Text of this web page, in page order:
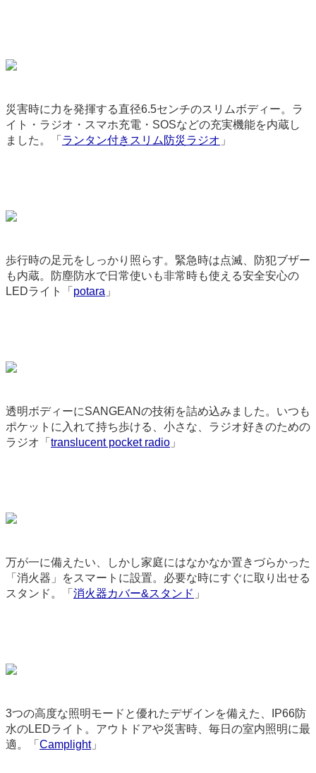
災害時に力を発揮する直径6.5センチのスリムボディー。ラ
イト・ラジオ・スマホ充電・SOSなどの充実機能を内蔵し
ました。「 ランタン付きスリム防災ラジオ 」
歩行時の足元をしっかり照らす。緊急時は点滅、防犯ブザー
も内蔵。防塵防水で日常使いも非常時も使える安全安心の
LEDライト「 potara 」
透明ボディーにSANGEANの技術を詰め込みました。いつも
ポケットに入れて持ち歩ける、小さな、ラジオ好きのための
ラジオ「 translucent pocket radio 」
万が一に備えたい、しかし家庭にはなかなか置きづらかった
「消火器」をスマートに設置。必要な時にすぐに取り出せる
スタンド。「 消火器カバー&スタンド 」
3つの高度な照明モードと優れたデザインを備えた、IP66防
水のLEDライト。アウトドアや災害時、毎日の室内照明に最
適。「 Camplight」